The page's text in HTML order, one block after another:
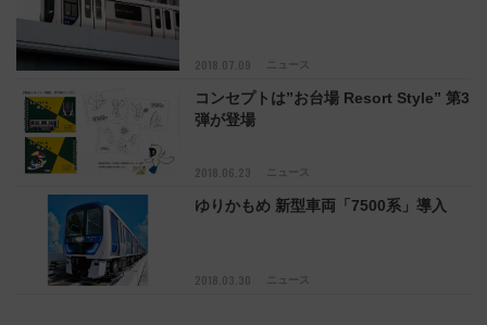
2018.07.09 ニュース
2018.06.23 ニュース
コンセプトは”お台場 Resort Style” 第3
弾が登場
2018.03.30 ニュース
ゆりかもめ 新型車両「7500系」導入